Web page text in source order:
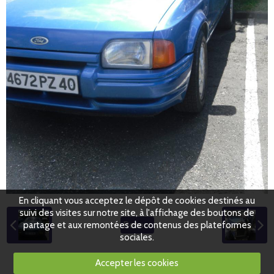
Retour
En cliquant vous acceptez le dépôt de cookies destinés au
suivi des visites sur notre site, à l'affichage des boutons de
partage et aux remontées de contenus des plateformes
sociales.
Accepter les cookies